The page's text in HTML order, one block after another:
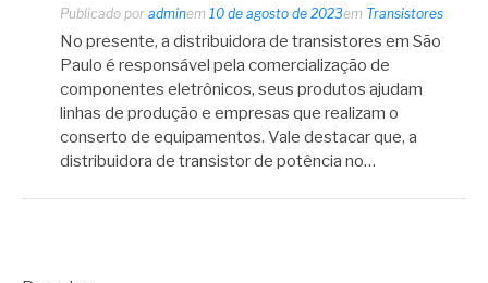
Publicado por adminem 10 de agosto de 2023em Transistores
No presente, a distribuidora de transistores em São
Paulo é responsável pela comercialização de
componentes eletrônicos, seus produtos ajudam
linhas de produção e empresas que realizam o
conserto de equipamentos. Vale destacar que, a
distribuidora de transistor de potência no…